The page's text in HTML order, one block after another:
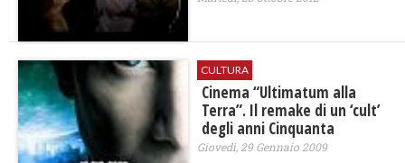
CULTURA
Cinema “Ultimatum alla
Terra”. Il remake di un ‘cult’
degli anni Cinquanta
Giovedì, 29 Gennaio 2009